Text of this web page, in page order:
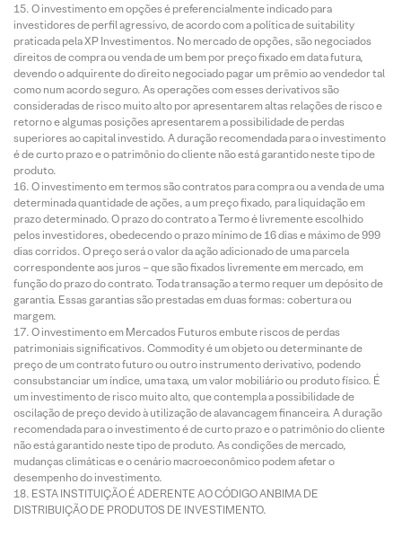
O investimento em opções é preferencialmente indicado para
investidores de perfil agressivo, de acordo com a política de suitability
praticada pela XP Investimentos. No mercado de opções, são negociados
direitos de compra ou venda de um bem por preço fixado em data futura,
devendo o adquirente do direito negociado pagar um prêmio ao vendedor tal
como num acordo seguro. As operações com esses derivativos são
consideradas de risco muito alto por apresentarem altas relações de risco e
retorno e algumas posições apresentarem a possibilidade de perdas
superiores ao capital investido. A duração recomendada para o investimento
é de curto prazo e o patrimônio do cliente não está garantido neste tipo de
produto.
O investimento em termos são contratos para compra ou a venda de uma
determinada quantidade de ações, a um preço fixado, para liquidação em
prazo determinado. O prazo do contrato a Termo é livremente escolhido
pelos investidores, obedecendo o prazo mínimo de 16 dias e máximo de 999
dias corridos. O preço será o valor da ação adicionado de uma parcela
correspondente aos juros – que são fixados livremente em mercado, em
função do prazo do contrato. Toda transação a termo requer um depósito de
garantia. Essas garantias são prestadas em duas formas: cobertura ou
margem.
O investimento em Mercados Futuros embute riscos de perdas
patrimoniais significativos. Commodity é um objeto ou determinante de
preço de um contrato futuro ou outro instrumento derivativo, podendo
consubstanciar um índice, uma taxa, um valor mobiliário ou produto físico. É
um investimento de risco muito alto, que contempla a possibilidade de
oscilação de preço devido à utilização de alavancagem financeira. A duração
recomendada para o investimento é de curto prazo e o patrimônio do cliente
não está garantido neste tipo de produto. As condições de mercado,
mudanças climáticas e o cenário macroeconômico podem afetar o
desempenho do investimento.
ESTA INSTITUIÇÃO É ADERENTE AO CÓDIGO ANBIMA DE
DISTRIBUIÇÃO DE PRODUTOS DE INVESTIMENTO.